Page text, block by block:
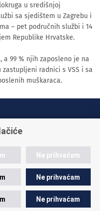
u središnjoj
sa sjedištem u Zagrebu i
– pet područnih službi i 14
Republike Hrvatske.
a 99 % njih zaposleno je na
radnici s VSS i sa
muškaraca.
45 95 011
pitanje
Ne prihvaćam
Ne prihvaćam
Ne prihvaćam